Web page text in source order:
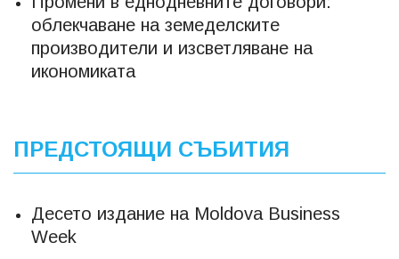
облекчаване на земеделските
производители и изсветляване на
икономиката
ПРЕДСТОЯЩИ СЪБИТИЯ
Десето издание на Moldova Business
Week